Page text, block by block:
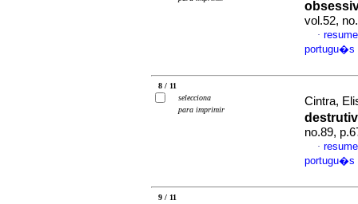
vol.52,
·
portugu�s
8 / 11
selecciona
para imprimir
Cintra,
no.89,
·
portugu�s
9 / 11